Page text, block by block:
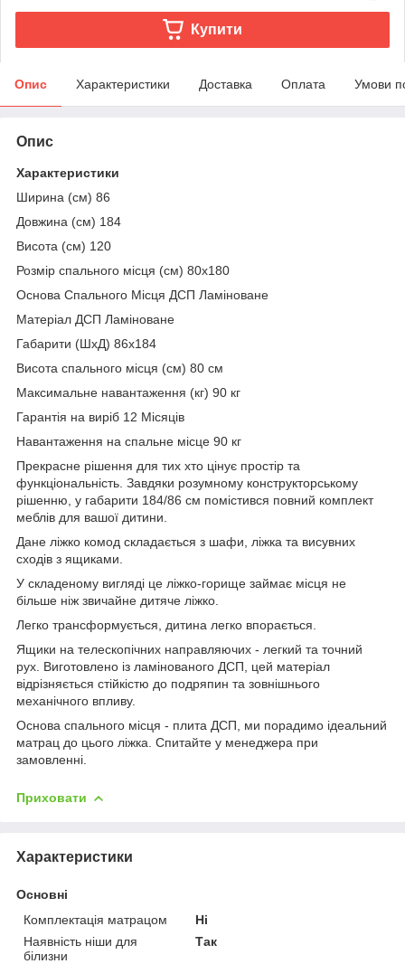
Купити
Опис Характеристики Доставка Оплата Умови
Опис
Характеристики
Ширина (см) 86
Довжина (см) 184
Висота (см) 120
Розмір спального місця (см) 80x180
Основа Спального Місця ДСП Ламіноване
Матеріал ДСП Ламіноване
Габарити (ШxД) 86x184
Висота спального місця (см) 80 см
Максимальне навантаження (кг) 90 кг
Гарантія на виріб 12 Місяців
Навантаження на спальне місце 90 кг
Прекрасне рішення для тих хто цінує простір та
функціональність. Завдяки розумному конструкторському
рішенню, у габарити 184/86 см помістився повний комплект
меблів для вашої дитини.
Дане ліжко комод складається з шафи, ліжка та висувних
сходів з ящиками.
У складеному вигляді це ліжко-горище займає місця не
більше ніж звичайне дитяче ліжко.
Легко трансформується, дитина легко впорається.
Ящики на телескопічних направляючих - легкий та точний
рух. Виготовлено із ламінованого ДСП, цей матеріал
відрізняється стійкістю до подряпин та зовнішнього
механічного впливу.
Основа спального місця - плита ДСП, ми порадимо ідеальний
матрац до цього ліжка. Спитайте у менеджера при
замовленні.
Приховати
Характеристики
Основні
Комплектація матрацом
Ні
Наявність ніши для
білизни
Так